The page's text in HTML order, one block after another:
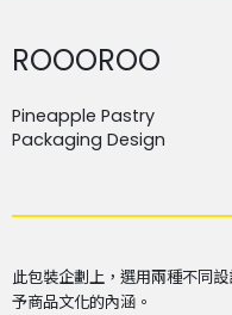
ROOOROO
Pineapple Pastry
Packaging Design
此包裝企劃上，選用兩種不同
予商品文化的內涵。